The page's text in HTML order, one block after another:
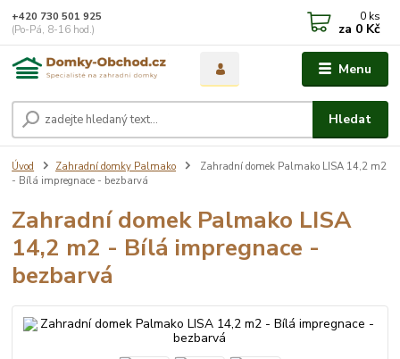
Menu
Hledat
+420 730 501 925
(Po-Pá, 8-16 hod.)
0 ks
za 0 Kč
Úvod Zahradní domky Palmako
Zahradní domek Palmako LISA 14,2 m2
- Bílá impregnace - bezbarvá
Zahradní domek Palmako LISA
14,2 m2 - Bílá impregnace -
bezbarvá